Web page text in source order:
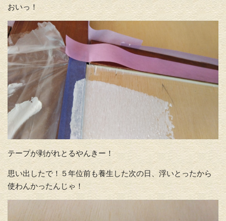
おいっ！
テープが剥がれとるやんきー！
思い出したで！５年位前も養生した次の日、浮いとったから
使わんかったんじゃ！